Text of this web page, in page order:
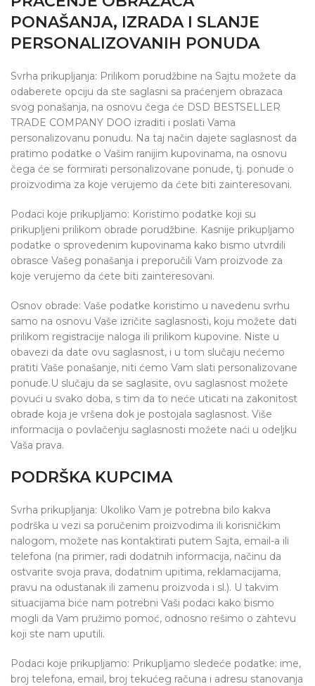
PONAŠANJA, IZRADA I SLANJE
PERSONALIZOVANIH PONUDA
Svrha prikupljanja: Prilikom porudžbine na Sajtu možete da
odaberete opciju da ste saglasni sa praćenjem obrazaca
svog ponašanja, na osnovu čega će DSD BESTSELLER
TRADE COMPANY DOO izraditi i poslati Vama
personalizovanu ponudu. Na taj način dajete saglasnost da
pratimo podatke o Vašim ranijim kupovinama, na osnovu
čega će se formirati personalizovane ponude, tj. ponude o
proizvodima za koje verujemo da ćete biti zainteresovani.
Podaci koje prikupljamo: Koristimo podatke koji su
prikupljeni prilikom obrade porudžbine. Kasnije prikupljamo
podatke o sprovedenim kupovinama kako bismo utvrdili
obrasce Vašeg ponašanja i preporučili Vam proizvode za
koje verujemo da ćete biti zainteresovani.
Osnov obrade: Vaše podatke koristimo u navedenu svrhu
samo na osnovu Vaše izričite saglasnosti, koju možete dati
prilikom registracije naloga ili prilikom kupovine. Niste u
obavezi da date ovu saglasnost, i u tom slučaju nećemo
pratiti Vaše ponašanje, niti ćemo Vam slati personalizovane
ponude.U slučaju da se saglasite, ovu saglasnost možete
povući u svako doba, s tim da to neće uticati na zakonitost
obrade koja je vršena dok je postojala saglasnost. Više
informacija o povlačenju saglasnosti možete naći u odeljku
Vaša prava.
PODRŠKA KUPCIMA
Svrha prikupljanja: Ukoliko Vam je potrebna bilo kakva
podrška u vezi sa poručenim proizvodima ili korisničkim
nalogom, možete nas kontaktirati putem Sajta, email-a ili
telefona (na primer, radi dodatnih informacija, načinu da
ostvarite svoja prava, dodatnim upitima, reklamacijama,
pravu na odustanak ili zamenu proizvoda i sl.). U takvim
situacijama biće nam potrebni Vaši podaci kako bismo
mogli da Vam pružimo pomoć, odnosno rešimo o zahtevu
koji ste nam uputili.
Podaci koje prikupljamo: Prikupljamo sledeće podatke: ime,
broj telefona, email, broj tekućeg računa i adresu stanovanja